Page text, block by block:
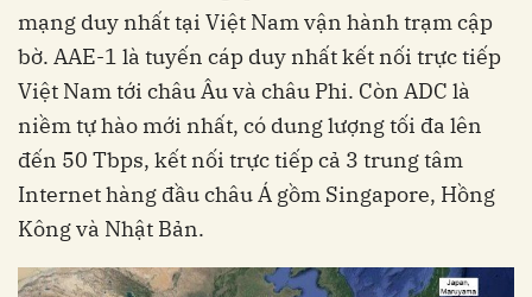
mạng duy nhất tại Việt Nam vận hành trạm cập
bờ. AAE-1 là tuyến cáp duy nhất kết nối trực tiếp
Việt Nam tới châu Âu và châu Phi. Còn ADC là
niềm tự hào mới nhất, có dung lượng tối đa lên
đến 50 Tbps, kết nối trực tiếp cả 3 trung tâm
Internet hàng đầu châu Á gồm Singapore, Hồng
Kông và Nhật Bản.